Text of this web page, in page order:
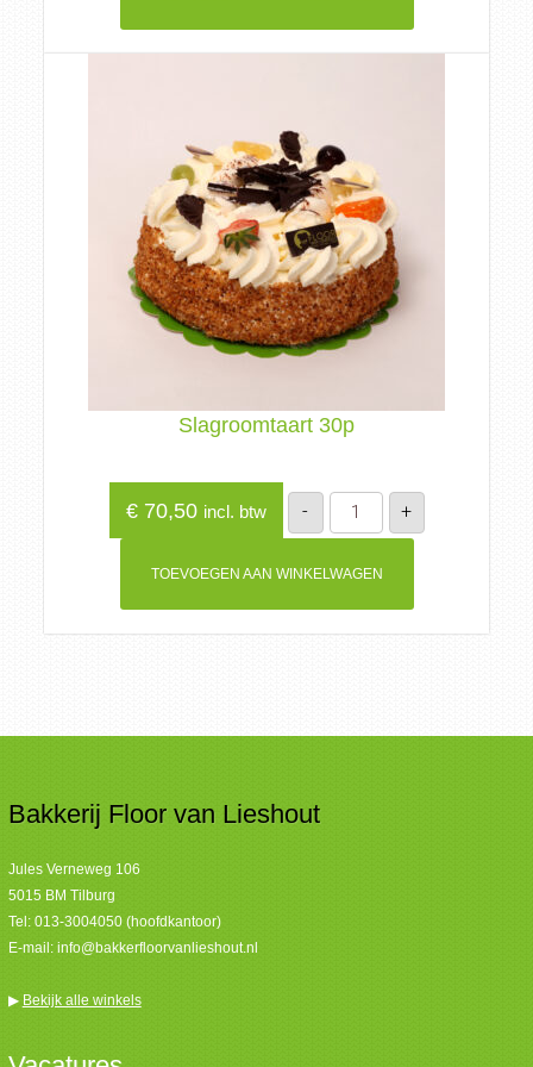
Slagroomtaart 30p
€70,50 incl. btw -
Slagroomtaart
30p
aantal
+
TOEVOEGEN AAN WINKELWAGEN
Bakkerij Floor van Lieshout
Jules Verneweg 106
5015 BM Tilburg
Tel: 013-3004050 (hoofdkantoor)
E-mail: info@bakkerfloorvanlieshout.nl
▶ Bekijk alle winkels